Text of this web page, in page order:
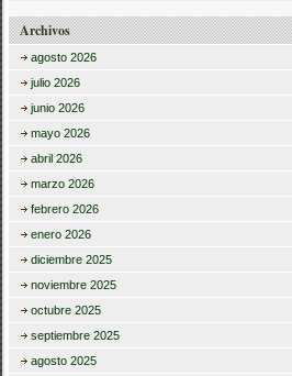
Archivos
agosto 2026
julio 2026
junio 2026
mayo 2026
abril 2026
marzo 2026
febrero 2026
enero 2026
diciembre 2025
noviembre 2025
octubre 2025
septiembre 2025
agosto 2025